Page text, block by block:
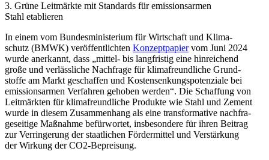
3. Grüne Leitmärkte mit Standards für emissi­ons­armen
Stahl etablieren
In einem vom Bundes­mi­nis­terium für Wirtschaft und Klima­
schutz (BMWK) veröf­fent­lichten Konzept­papiervom Juni 2024
wurde anerkannt, dass „mittel- bis langfristig eine hinrei­chend
große und verläss­liche Nachfrage für klima­freund­liche Grund­
stoffe am Markt geschaffen und Kosten­sen­kungs­po­ten­ziale bei
emissi­ons­armen Verfahren gehoben werden“. Die Schaffung von
Leitmärkten für klima­freund­liche Produkte wie Stahl und Zement
wurde in diesem Zusam­menhang als eine trans­for­mative nachfra­
ge­seitige Maßnahme befür­wortet, insbe­sondere für ihren Beitrag
zur Verrin­gerung der staat­lichen Förder­mittel und Verstärkung
der Wirkung der CO2-Bepreisung.